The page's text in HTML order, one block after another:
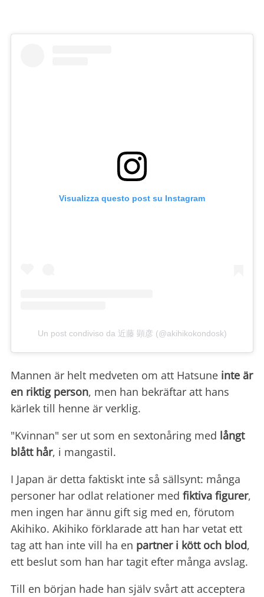
Visualizza questo post su Instagram
Un post condiviso da 近藤 顕彦 (@akihikokondosk)
Mannen är helt medveten om att Hatsune inte är
en riktig person, men han bekräftar att hans
kärlek till henne är verklig.
"Kvinnan" ser ut som en sextonåring med långt
blått hår, i mangastil.
I Japan är detta faktiskt inte så sällsynt: många
personer har odlat relationer med fiktiva figurer,
men ingen har ännu gift sig med en, förutom
Akihiko. Akihiko förklarade att han har vetat ett
tag att han inte vill ha en partner i kött och blod,
ett beslut som han har tagit efter många avslag.
Till en början hade han själv svårt att acceptera